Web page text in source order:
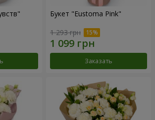
Букет "Eustoma Pink"
1 293 грн
Заказать